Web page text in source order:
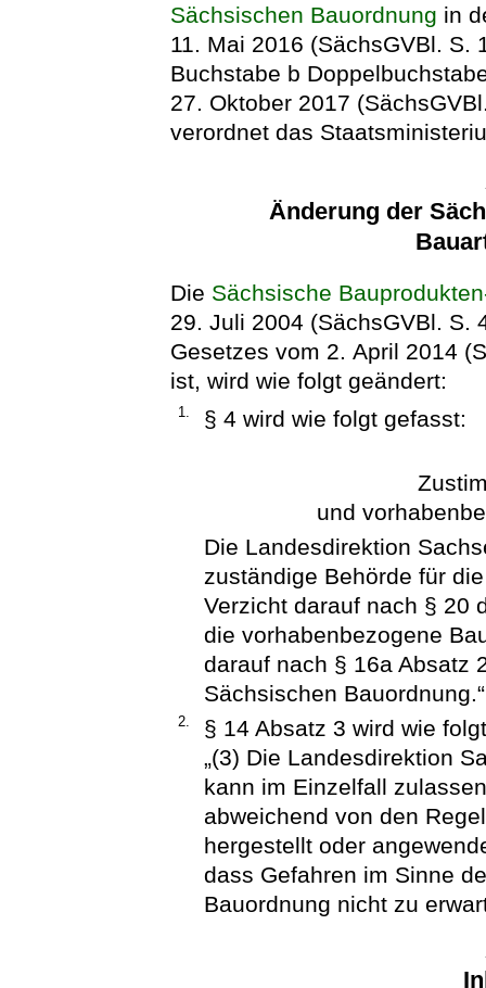
Sächsischen Bauordnung in
11. Mai 2016 (SächsGVBl. S.
Buchstabe b
27. Oktober 2017
verordnet das
Änderung der
Die Sächsische
29. Juli 2004 (SächsGVBl. S.
Gesetzes vom 2. April 2014
ist, wird wie folgt geändert:
1. § 4 wird wie folgt gefasst:
und
Die Landesdirektion
zuständige Behörde für
Verzicht darauf nach § 20
die vorhabenbezogene
darauf nach § 16a Absatz
Sächsischen Bauordnung.“
2.
§ 14 Absatz 3 wird wie
„(3) Die Landesdirektion
kann im Einzelfall
abweichend von den
hergestellt oder
dass Gefahren im Sinne
Bauordnung nicht zu